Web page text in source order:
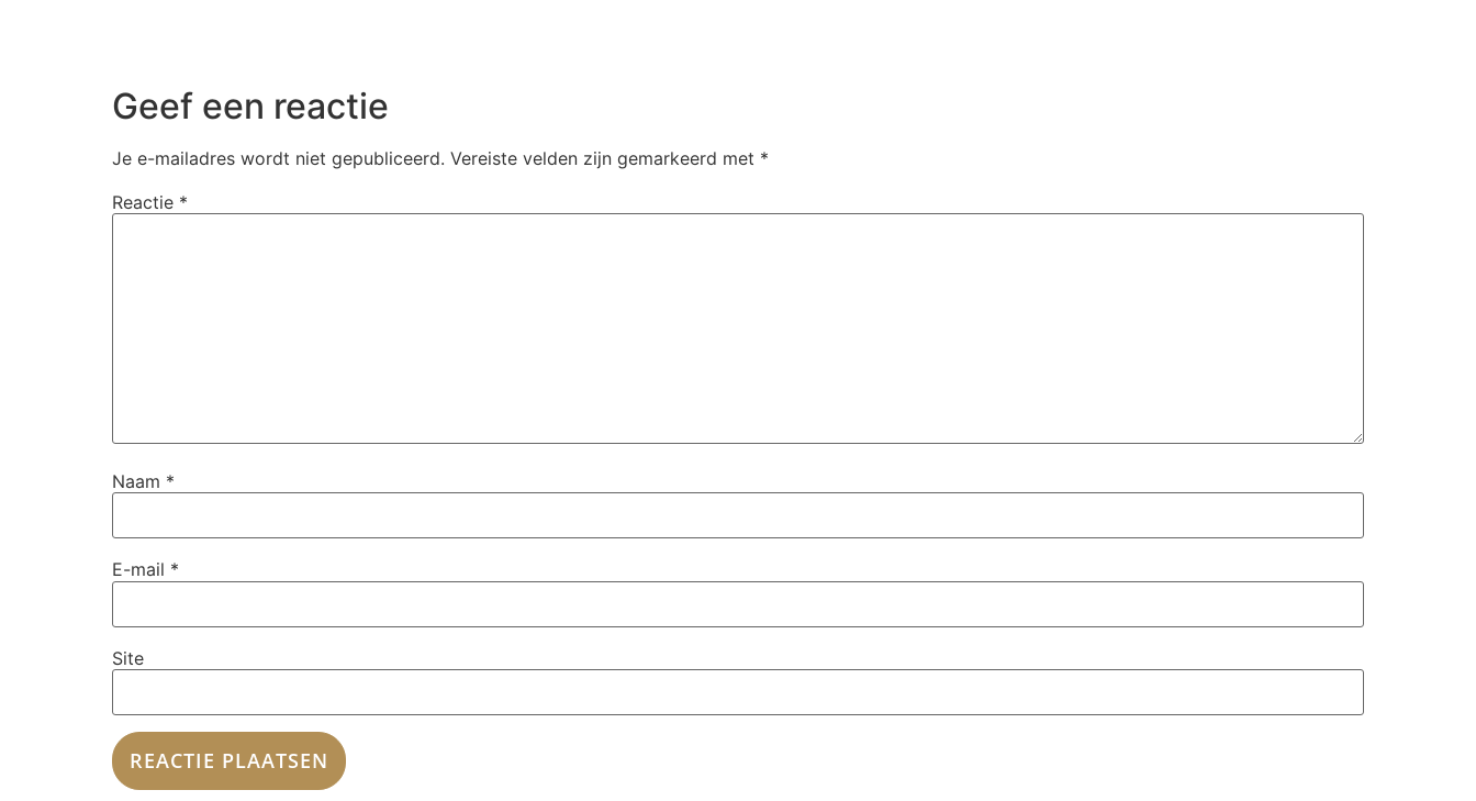
Geef een reactie
Je e-mailadres wordt niet gepubliceerd. Vereiste velden zijn gemarkeerd met *
Reactie *
Naam *
E-mail *
Site